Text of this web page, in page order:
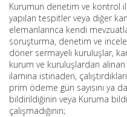
Kurumun denetim ve kontrol
yapılan tespitler veya diğer
elemanlarınca kendi
soruşturma, denetim ve
döner sermayeli kuruluşlar,
kurum ve kuruluşlardan
ilamına istinaden,
prim ödeme gün sayısını ya
bildirildiğinin veya Kuruma
çalışmadığının;